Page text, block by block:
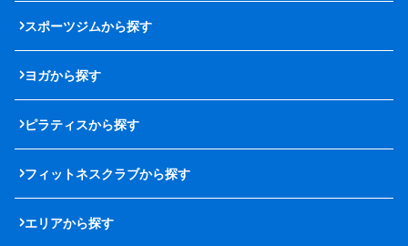
スポーツジムから探す
ヨガから探す
ピラティスから探す
フィットネスクラブから探す
エリアから探す